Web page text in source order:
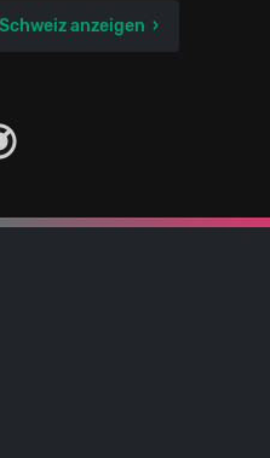
anzeigen